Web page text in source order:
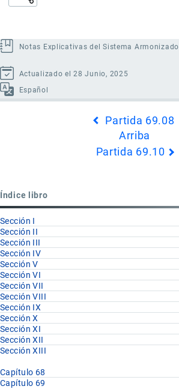
Notas Explicativas del Sistema Armonizado
Actualizado el 28 Junio, 2025
Español
69.09
Partida 69.08
Arriba
Partida 69.10
Índice libro
Sección I
Sección II
Sección III
Sección IV
Sección V
Sección VI
Sección VII
Sección VIII
Sección IX
Sección X
Sección XI
Sección XII
Sección XIII
Capítulo 68
Capítulo 69